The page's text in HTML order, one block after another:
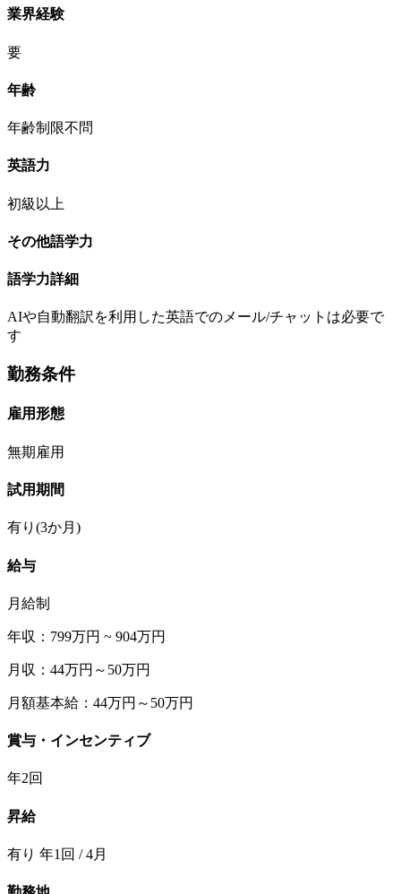
業界経験
要
年齢
年齢制限不問
英語力
初級以上
その他語学力
語学力詳細
AIや自動翻訳を利用した英語でのメール/チャットは必要で
す
勤務条件
雇用形態
無期雇用
試用期間
有り(3か月)
給与
月給制
年収：799万円 ~ 904万円
月収：44万円～50万円
月額基本給：44万円～50万円
賞与・インセンティブ
年2回
昇給
有り 年1回 / 4月